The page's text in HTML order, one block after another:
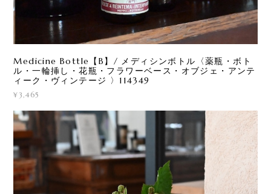
Medicine Bottle【B】/ メディシンボトル〈薬瓶・ボト
ル・一輪挿し・花瓶・フラワーベース・オブジェ・アンテ
ィーク・ヴィンテージ 〉114349
¥3,465